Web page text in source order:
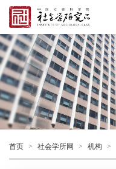
首页 > 社会学所网 > 机构 >